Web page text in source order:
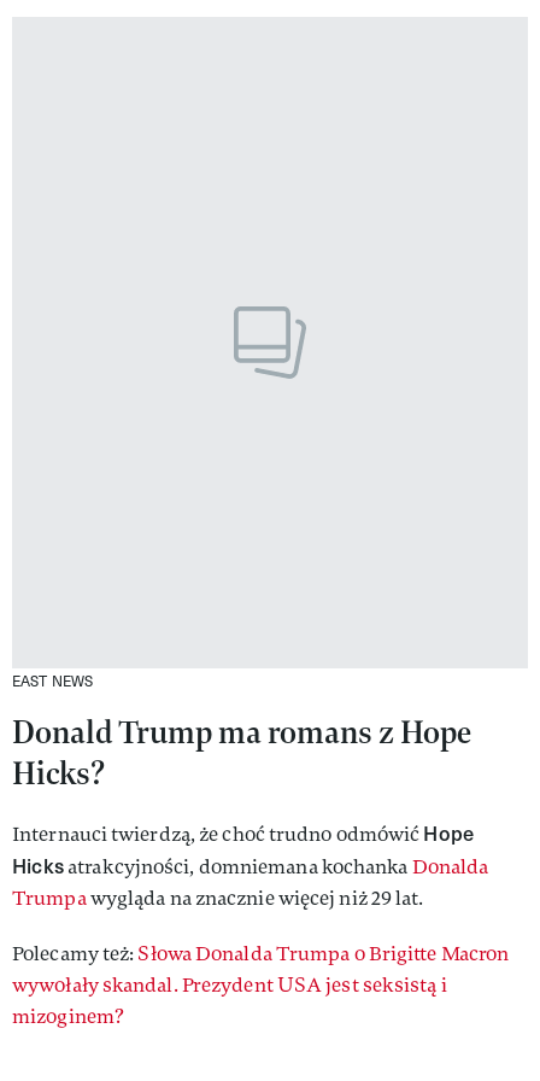
EAST NEWS
Donald Trump ma romans z Hope
Hicks?
Internauci twierdzą, że choć trudno odmówićHope
Hicksatrakcyjności, domniemana kochankaDonalda
Trumpawygląda na znacznie więcej niż 29 lat.
Polecamy też: Słowa Donalda Trumpa o Brigitte Macron
wywołały skandal. Prezydent USA jest seksistą i
mizoginem?